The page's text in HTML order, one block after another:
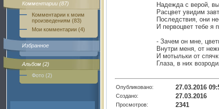
Комментарии (87)
Комментарии к моим
произведениям (83)
Мои комментарии (4)
Избранное
Альбом (2)
Фото (2)
Надежда с верой,
Расцвет увидим
Последствия, они
И первоцвет тебе я
- Зачем он мне,
Внутри меня, от
И мотыльки от
Глаза, в них
Опубликовано: 27.03.2016
Создано: 27.03.2016
Просмотров: 2341